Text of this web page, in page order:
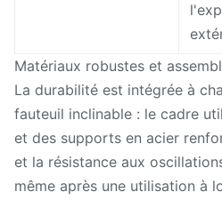
Matériaux robustes et
La durabilité est intégrée à
fauteuil inclinable : le cadre
et des supports en acier
et la résistance aux
même après une utilisation à